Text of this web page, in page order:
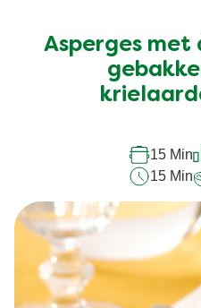
Asperges met
15 Min
15 Min